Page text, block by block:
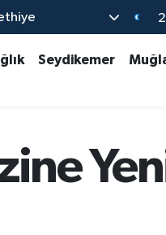
Seydikemer